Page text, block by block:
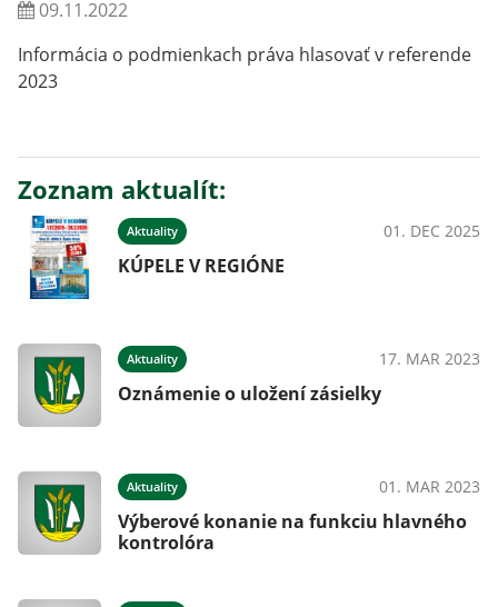
09.11.2022
Informácia o podmienkach práva hlasovať v referende
2023
Zoznam aktualít:
Aktuality 01. DEC 2025
KÚPELE V REGIÓNE
Aktuality 17. MAR 2023
Oznámenie o uložení zásielky
Aktuality 01. MAR 2023
Výberové konanie na funkciu hlavného
kontrolóra